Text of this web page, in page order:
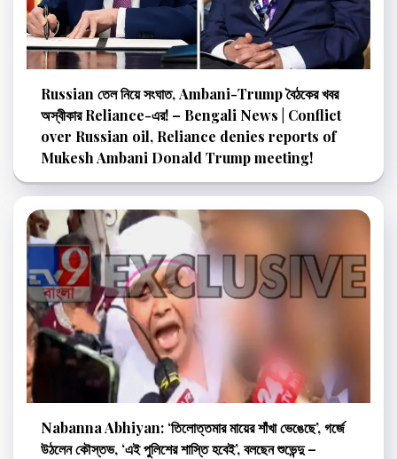
Russian তেল নিয়ে সংঘাত, Ambani-Trump বৈঠকের খবর
অস্বীকার Reliance-এর! – Bengali News | Conflict
over Russian oil, Reliance denies reports of
Mukesh Ambani Donald Trump meeting!
Nabanna Abhiyan: ‘তিলোত্তমার মায়ের শাঁখা ভেঙেছে’, গর্জে
উঠলেন কৌস্তভ, ‘এই পুলিশের শাস্তি হবেই’, বলছেন শুভেন্দু –